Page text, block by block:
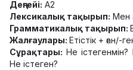
Деңгейі: А2
Лексикалық тақырып: Мен
Грамматикалық тақырып:
Жалғаулары: Етістік + ған/-
Сұрақтары: Не істегенмін?
Не істеген?